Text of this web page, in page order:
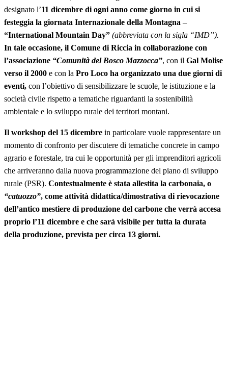
designato l’11 dicembre di ogni anno come giorno in cui si
festeggia la giornata Internazionale della Montagna –
“International Mountain Day” (abbreviata con la sigla “IMD”).
In tale occasione, il Comune di Riccia in collaborazione con
l’associazione “Comunità del Bosco Mazzocca”, con il Gal Molise
verso il 2000 e con la Pro Loco ha organizzato una due giorni di
eventi, con l’obiettivo di sensibilizzare le scuole, le istituzione e la
società civile rispetto a tematiche riguardanti la sostenibilità
ambientale e lo sviluppo rurale dei territori montani.
Il workshop del 15 dicembre in particolare vuole rappresentare un
momento di confronto per discutere di tematiche concrete in campo
agrario e forestale, tra cui le opportunità per gli imprenditori agricoli
che arriveranno dalla nuova programmazione del piano di sviluppo
rurale (PSR). Contestualmente è stata allestita la carbonaia, o
“catuozzo”, come attività didattica/dimostrativa di rievocazione
dell’antico mestiere di produzione del carbone che verrà accesa
proprio l’11 dicembre e che sarà visibile per tutta la durata
della produzione, prevista per circa 13 giorni.